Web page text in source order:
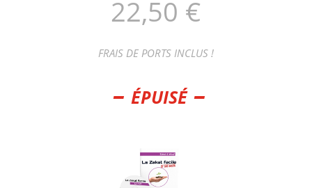
22,50 €
FRAIS DE PORTS INCLUS !
– épuisé –